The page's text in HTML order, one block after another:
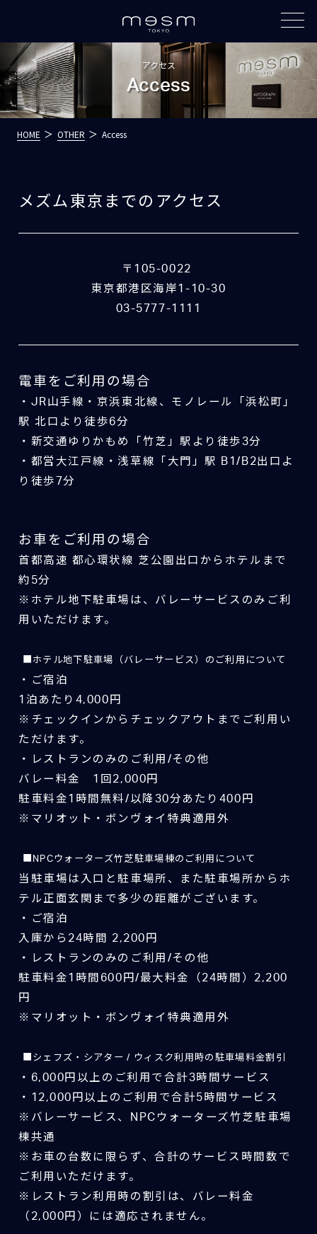
アクセス
Access
HOME OTHER Access
メズム東京までのアクセス
〒105-0022
東京都港区海岸1-10-30
03-5777-1111
電車をご利用の場合
・JR山手線・京浜東北線、モノレール「浜松町」
駅 北口より徒歩6分
・新交通ゆりかもめ「竹芝」駅より徒歩3分
・都営大江戸線・浅草線「大門」駅 B1/B2出口よ
り徒歩7分
お車をご利用の場合
首都高速 都心環状線 芝公園出口からホテルまで
約5分
※ホテル地下駐車場は、バレーサービスのみご利
用いただけます。
■ホテル地下駐車場（バレーサービス）のご利用について
・ご宿泊
1泊あたり4,000円
※チェックインからチェックアウトまでご利用い
ただけます。
・レストランのみのご利用/その他
バレー料金 1回2,000円
駐車料金1時間無料/以降30分あたり400円
※マリオット・ボンヴォイ特典適用外
■NPCウォーターズ竹芝駐車場棟のご利用について
当駐車場は入口と駐車場所、また駐車場所からホ
テル正面玄関まで多少の距離がございます。
・ご宿泊
入庫から24時間 2,200円
・レストランのみのご利用/その他
駐車料金1時間600円/最大料金（24時間）2,200
円
※マリオット・ボンヴォイ特典適用外
■シェフズ・シアター / ウィスク利用時の駐車場料金割引
・6,000円以上のご利用で合計3時間サービス
・12,000円以上のご利用で合計5時間サービス
※バレーサービス、NPCウォーターズ竹芝駐車場
棟共通
※お車の台数に限らず、合計のサービス時間数で
ご利用いただけます。
※レストラン利用時の割引は、バレー料金
（2,000円）には適応されません。